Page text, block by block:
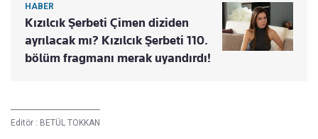
HABER
Kızılcık Şerbeti Çimen diziden
ayrılacak mı? Kızılcık Şerbeti 110.
bölüm fragmanı merak uyandırdı!
Editör : BETÜL TOKKAN